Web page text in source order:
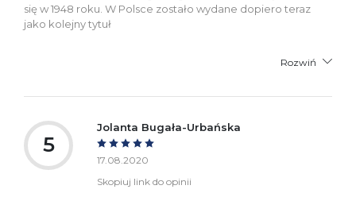
się w 1948 roku. W Polsce zostało wydane dopiero teraz
jako kolejny tytuł
Rozwiń
5
Jolanta Bugała-Urbańska
17.08.2020
Skopiuj link do opinii